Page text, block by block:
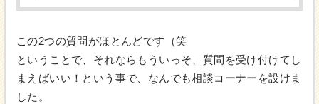
この2つの質問がほとんどです（笑
ということで、それならもういっそ、質問を受け付けてし
まえばいい！という事で、なんでも相談コーナーを設けま
した。